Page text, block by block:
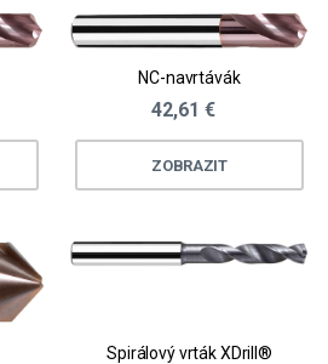
NC-navrtávák
42,61 €
ZOBRAZIT
Spirálový vrták XDrill®